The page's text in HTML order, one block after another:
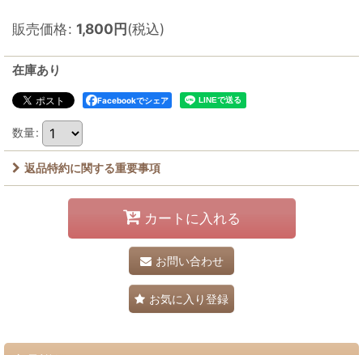
販売価格: 1,800円(税込)
在庫あり
Facebookでシェア
数量:
返品特約に関する重要事項
カートに入れる
お問い合わせ
お気に入り登録